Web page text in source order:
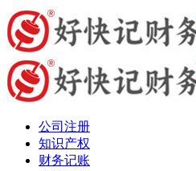
公司注册
知识产权
财务记账